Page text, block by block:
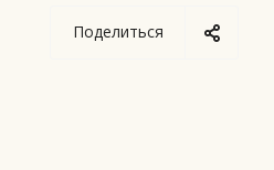
Поделиться